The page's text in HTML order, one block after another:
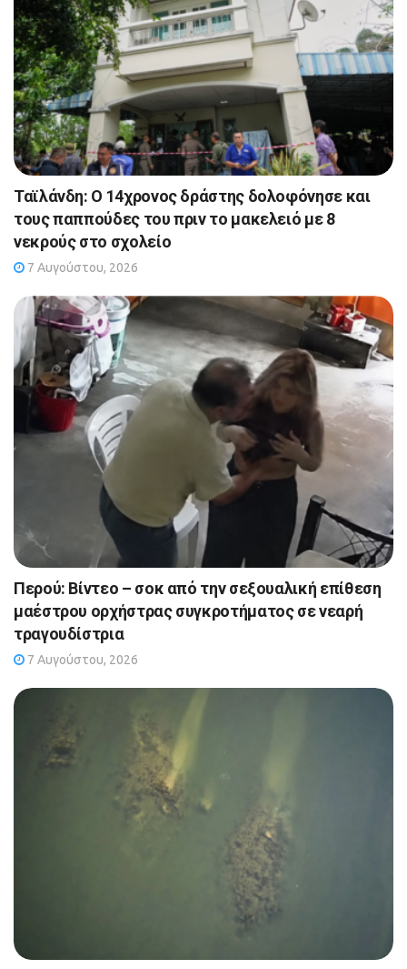
Ταϊλάνδη: Ο 14χρονος δράστης δολοφόνησε και
τους παππούδες του πριν το μακελειό με 8
νεκρούς στο σχολείο
7 Αυγούστου, 2026
Περού: Βίντεο – σοκ από την σεξουαλική επίθεση
μαέστρου ορχήστρας συγκροτήματος σε νεαρή
τραγουδίστρια
7 Αυγούστου, 2026